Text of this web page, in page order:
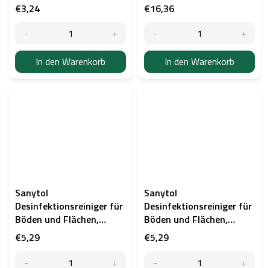
€3,24
In den Warenkorb
€16,36
In den Warenkorb
Sanytol
Desinfektionsreiniger für
Böden und Flächen,
Eukalyptus 1000 ml
€5,29
Sanytol
Desinfektionsreiniger für
Böden und Flächen,
Zitrone 1000 ml
€5,29